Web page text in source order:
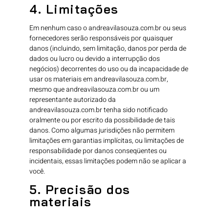
4. Limitações
Em nenhum caso o andreavilasouza.com.br ou seus
fornecedores serão responsáveis ​​por quaisquer
danos (incluindo, sem limitação, danos por perda de
dados ou lucro ou devido a interrupção dos
negócios) decorrentes do uso ou da incapacidade de
usar os materiais em andreavilasouza.com.br,
mesmo que andreavilasouza.com.br ou um
representante autorizado da
andreavilasouza.com.br tenha sido notificado
oralmente ou por escrito da possibilidade de tais
danos. Como algumas jurisdições não permitem
limitações em garantias implícitas, ou limitações de
responsabilidade por danos conseqüentes ou
incidentais, essas limitações podem não se aplicar a
você.
5. Precisão dos
materiais